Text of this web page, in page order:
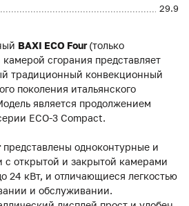
29.9
BAXI ECO Four(только
сгорания представляет
традиционный конвекционный
поколения итальянского
является продолжением
ECO-3 Compact.
представлены одноконтурные и
с открытой и закрытой камерами
24 кВт, и отличающиеся легкостью
и обслуживании.